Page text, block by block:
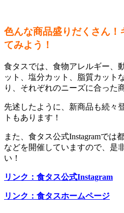
色んな商品盛りだくさん！
てみよう！
食タスでは、食物アレルギー、
ット、塩分カット、脂質カット
り、それぞれのニーズに合った
先述したように、新商品も続々
トもあります！
また、食タス公式Instagramでは
などを開催していますので、是
い！
リンク：食タス公式Instagram
リンク：食タスホームページ